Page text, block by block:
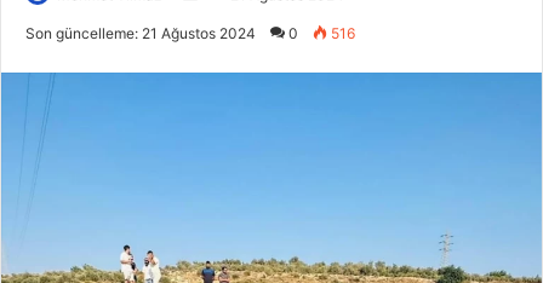
Son güncelleme: 21 Ağustos 2024 0 516